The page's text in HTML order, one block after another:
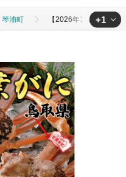
琴浦町 【2026年11月発送】
+1